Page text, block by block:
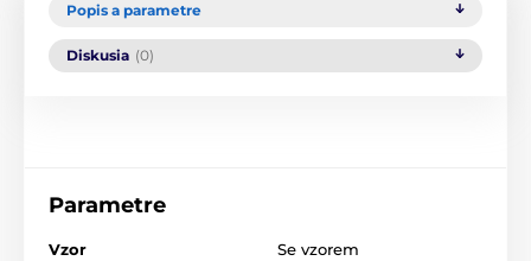
Popis a parametre
Diskusia (0)
Parametre
Vzor Se vzorem